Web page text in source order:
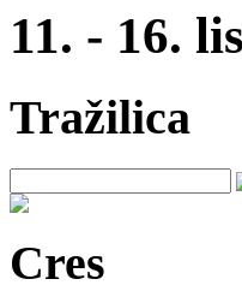
11. - 16.
Tražilica
Cres